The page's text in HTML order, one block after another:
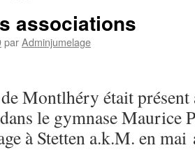
associations
parAdminjumelage
Montlhéry était
le gymnase Maurice
à Stetten a.k.M. en mai